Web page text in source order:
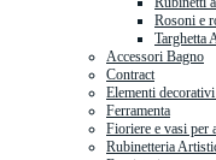
Rosoni e
Targhetta
Accessori Bagno
Contract
Elementi
Ferramenta
Fioriere e vasi per
Rubinetteria